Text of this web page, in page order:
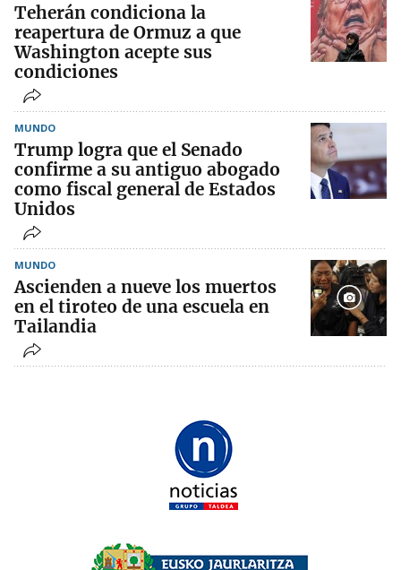
Teherán condiciona la
reapertura de Ormuz a que
Washington acepte sus
condiciones
MUNDO
Trump logra que el Senado
confirme a su antiguo abogado
como fiscal general de Estados
Unidos
MUNDO
Ascienden a nueve los muertos
en el tiroteo de una escuela en
Tailandia